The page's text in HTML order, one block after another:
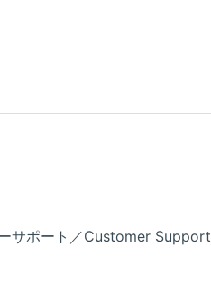
サポート／Customer Support